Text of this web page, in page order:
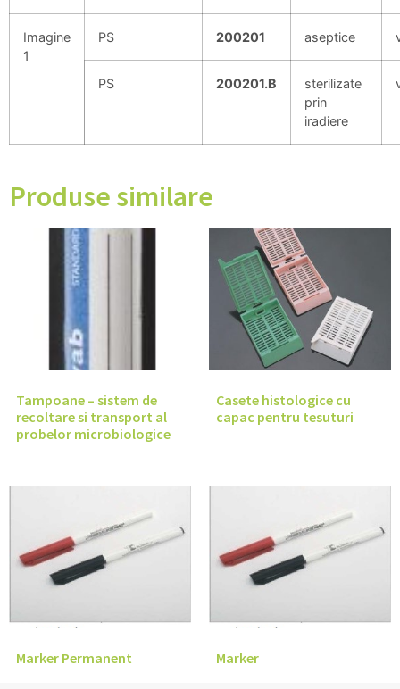
Imagine
1
PS 200201 aseptice
PS 200201.B
sterilizate
prin
iradiere
Produse similare
Tampoane – sistem de
recoltare si transport al
probelor microbiologice
Casete histologice cu
capac pentru tesuturi
Marker Permanent Marker